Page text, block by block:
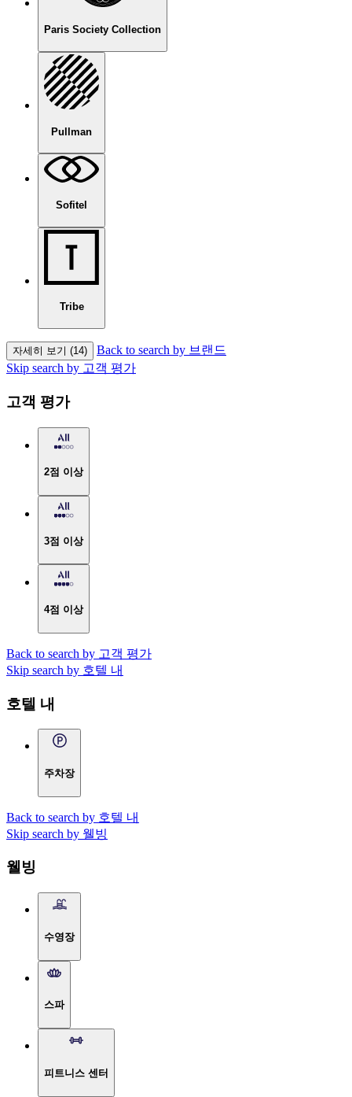
Paris Society Collection
Pullman
Sofitel
Tribe
자세히 보기 (14)
Back to search by 브랜드
Skip search by 고객 평가
고객 평가
2점 이상
3점 이상
4점 이상
Back to search by 고객 평가
Skip search by 호텔 내
호텔 내
주차장
Back to search by 호텔 내
Skip search by 웰빙
웰빙
수영장
스파
피트니스 센터